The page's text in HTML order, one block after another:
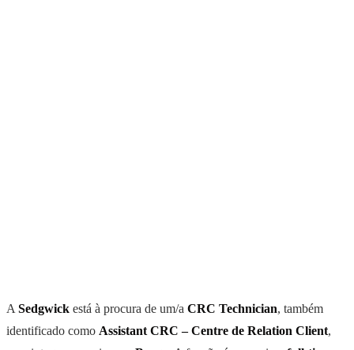
A Sedgwick está à procura de um/a CRC Technician, também
identificado como Assistant CRC – Centre de Relation Client,